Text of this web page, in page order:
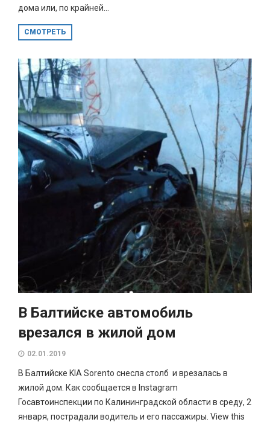
дома или, по крайней...
СМОТРЕТЬ
В Балтийске автомобиль
врезался в жилой дом
02.01.2019
В Балтийске KIA Sorento снесла столб и врезалась в
жилой дом. Как сообщается в Instagram
Госавтоинспекции по Калининградской области в среду, 2
января, пострадали водитель и его пассажиры. View this